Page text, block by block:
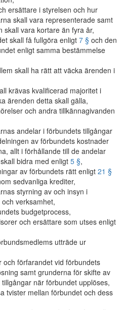
ersättare i styrelsen och hur
skall vara representerade samt
skall vara kortare än fyra år,
skall få fullgöra enligt 7 § och den
enligt samma bestämmelse
skall ha rätt att väcka ärenden i
krävas kvalificerad majoritet i
ärenden detta skall gälla,
och andra tillkännagivanden
andelar i förbundets tillgångar
av förbundets kostnader
allt i förhållande till de andelar
bidra med enligt 5 §,
av förbundets rätt enligt 21 §
sedvanliga krediter,
styrning av och insyn i
verksamhet,
budgetprocess,
och ersättare som utses enligt
utträde ur
och förfarandet vid förbundets
samt grunderna för skifte av
när förbundet upplöses,
tvister mellan förbundet och dess